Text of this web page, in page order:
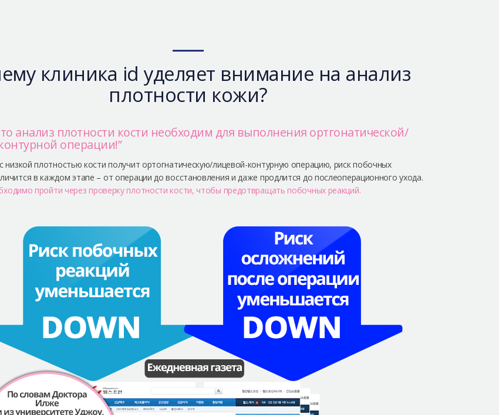
клиника id уделяет внимание на анализ
плотности кожи?
анализ плотности кости необходим для выполнения ортгонатической/
операции!”
низкой плотностью кости получит ортогнатическую/лицевой-контурную операцию, риск побочных
в каждом этапе – от операции до восстановления и даже продлится до послеоперационного ухода.
пройти через проверку плотности кости, чтобы предотвращать побочных реакций.